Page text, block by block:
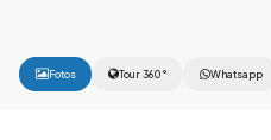
Fotos Tour 360° Whatsapp